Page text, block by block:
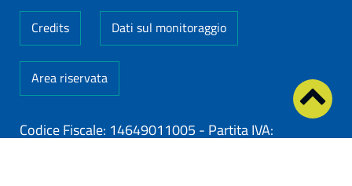
Credits Dati sul monitoraggio
Area riservata
Codice Fiscale: 14649011005 - Partita IVA: